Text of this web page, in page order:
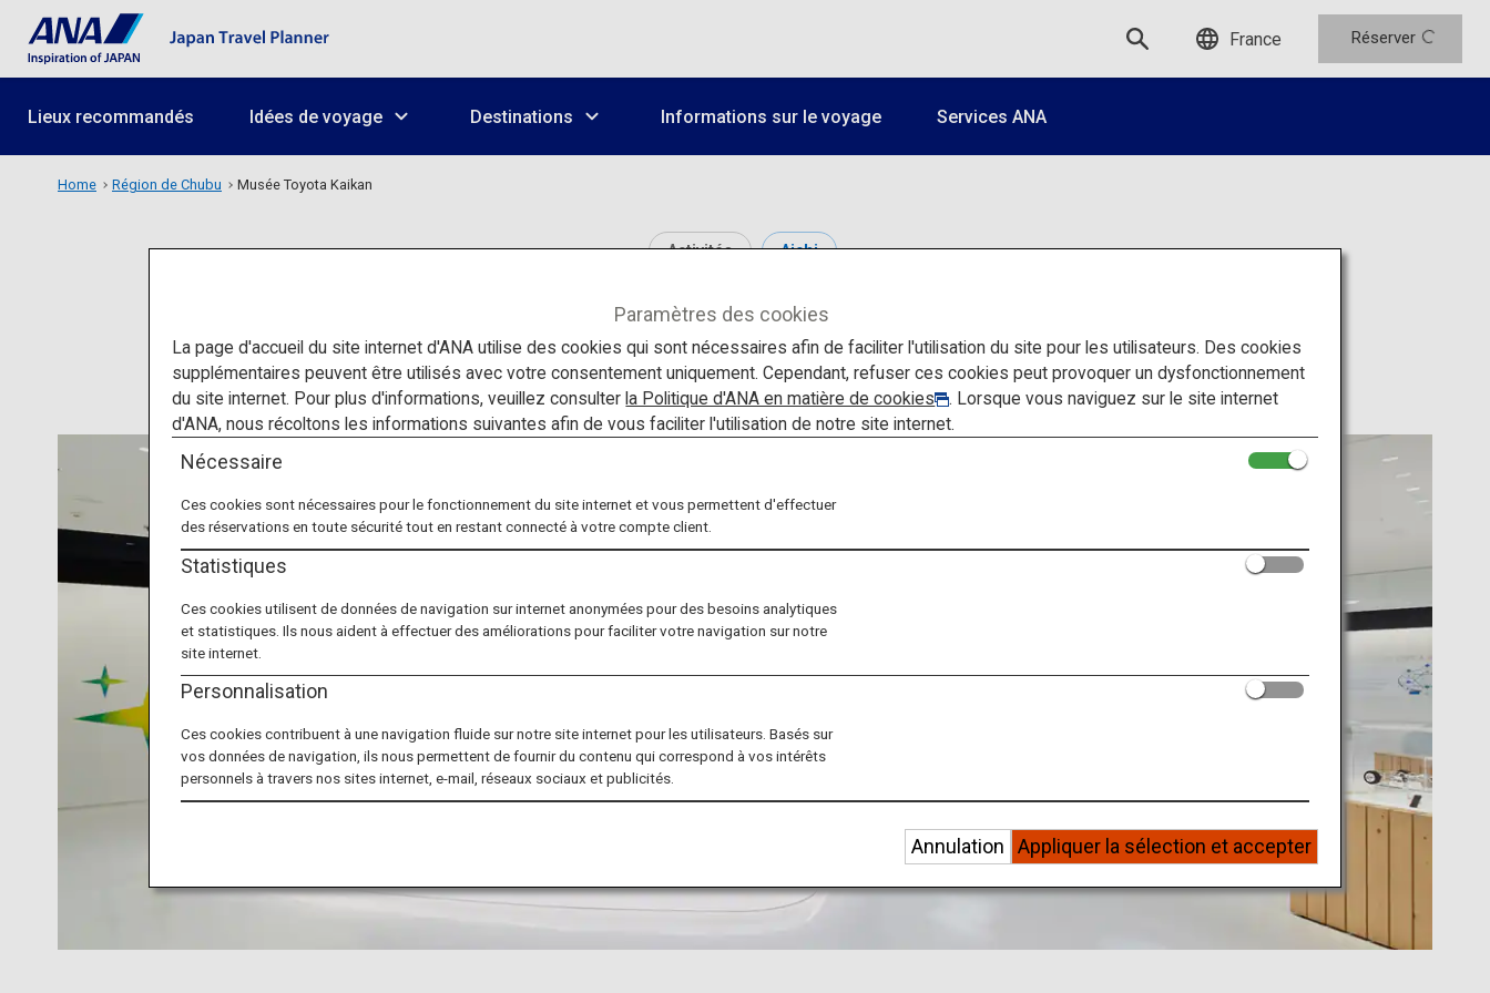
France Réserver
Lieux recommandés Idées de voyage Destinations Informations sur le voyage Services ANA
Home Région de Chubu Musée Toyota Kaikan
Activités Aichi
Musée Toyota Kaikan
Paramètres des cookies
La page d'accueil du site internet d'ANA utilise des cookies qui sont nécessaires afin de faciliter l'utilisation du site pour les utilisateurs. Des cookies
supplémentaires peuvent être utilisés avec votre consentement uniquement. Cependant, refuser ces cookies peut provoquer un dysfonctionnement
du site internet. Pour plus d'informations, veuillez consulterla Politique d'ANA en matière de cookies
. Lorsque vous naviguez sur le site internet
d'ANA, nous récoltons les informations suivantes afin de vous faciliter l'utilisation de notre site internet.
Nécessaire
Ces cookies sont nécessaires pour le fonctionnement du site internet et vous permettent d'effectuer
des réservations en toute sécurité tout en restant connecté à votre compte client.
Statistiques
Ces cookies utilisent de données de navigation sur internet anonymées pour des besoins analytiques
et statistiques. Ils nous aident à effectuer des améliorations pour faciliter votre navigation sur notre
site internet.
Personnalisation
Ces cookies contribuent à une navigation fluide sur notre site internet pour les utilisateurs. Basés sur
vos données de navigation, ils nous permettent de fournir du contenu qui correspond à vos intérêts
personnels à travers nos sites internet, e-mail, réseaux sociaux et publicités.
Appliquer la sélection et accepter
Annulation